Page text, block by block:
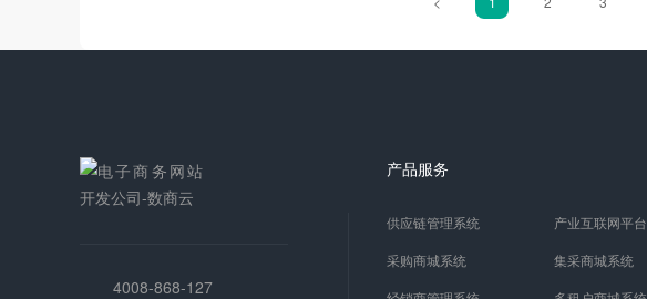
4008-868-127
产品服务
供应链管理系统
产业互联网平台
采购商城系统
集采商城系统